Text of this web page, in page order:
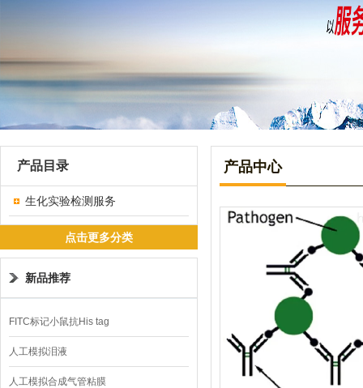
产品目录
生化实验检测服务
点击更多分类
新品推荐
FITC标记小鼠抗His tag
人工模拟泪液
人工模拟合成气管粘膜
产品中心